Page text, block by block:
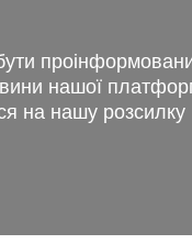
нашої
на нашу розсилку